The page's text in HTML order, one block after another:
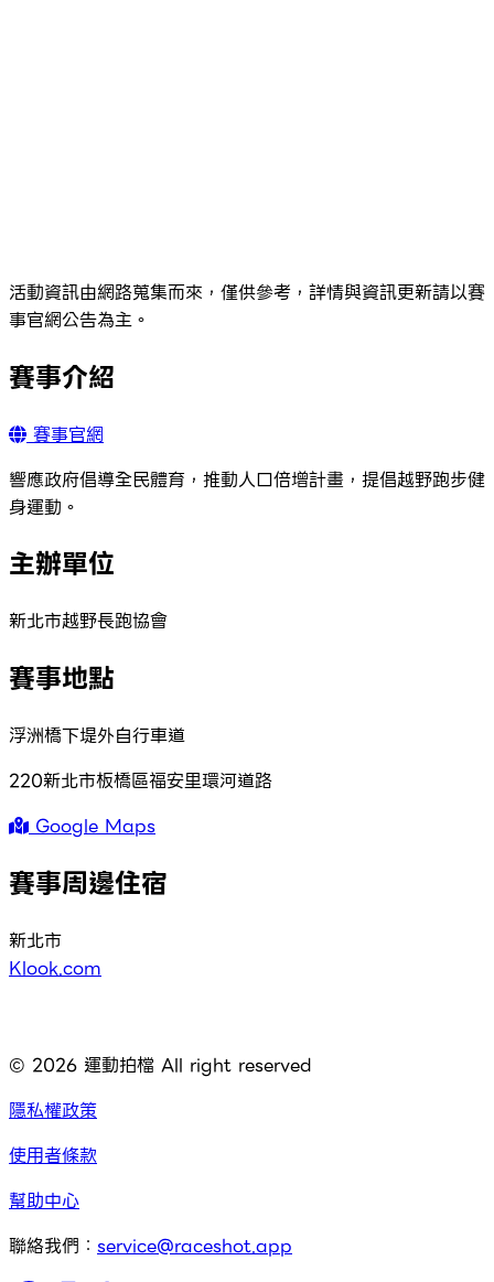
活動資訊由網路蒐集而來，僅供參考，詳情與資訊更新請以賽
事官網公告為主。
賽事介紹
賽事官網
響應政府倡導全民體育，推動人口倍增計畫，提倡越野跑步健
身運動。
主辦單位
新北市越野長跑協會
賽事地點
浮洲橋下堤外自行車道
220新北市板橋區福安里環河道路
Google Maps
賽事周邊住宿
新北市
Klook.com
© 2026 運動拍檔 All right reserved
隱私權政策
使用者條款
幫助中心
聯絡我們： service@raceshot.app